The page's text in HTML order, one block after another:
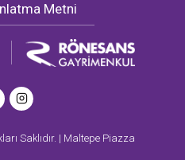
Metni
Saklıdır. | Maltepe Piazza